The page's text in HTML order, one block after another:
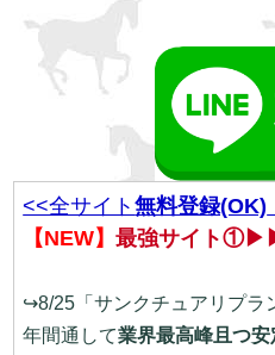
<<全サイト無料登録(OK)
【NEW】最強サイト
↪8/25「サンクチュアリプラ
年間通して業界最高峰且つ